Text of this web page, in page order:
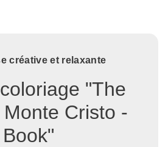
créative et relaxante
"The
Cristo -